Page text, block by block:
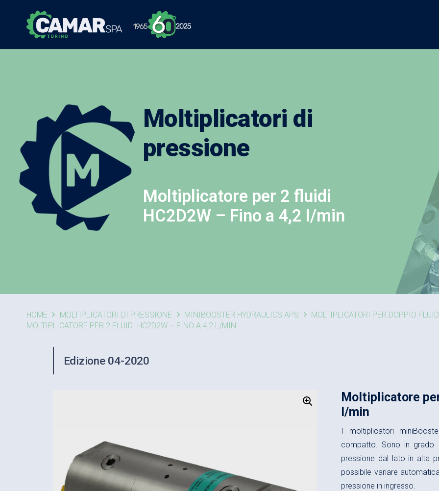
Moltiplicatori di
pressione
Moltiplicatore per 2 fluidi
HC2D2W – Fino a 4,2 l/min
HOME MOLTIPLICATORI DI PRESSIONE MINIBOOSTER HYDRAULICS APS
MOLTIPLICATORI PER DOPPIO
MOLTIPLICATORE PER 2 FLUIDI HC2D2W – FINO A 4,2 L/MIN
Edizione 04-2020
Moltiplicatore
l/min
I moltiplicatori
compatto. Sono in grado
pressione dal lato in alta
possibile variare
pressione in ingresso.